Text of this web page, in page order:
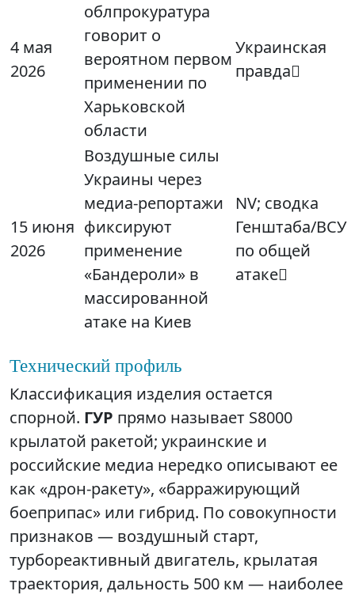
4 мая
2026
облпрокуратура
говорит о
вероятном первом
применении по
Харьковской
области
Украинская
правда
15 июня
2026
Воздушные силы
Украины через
медиа‑репортажи
фиксируют
применение
«Бандероли» в
массированной
атаке на Киев
NV; сводка
Генштаба/ВСУ
по общей
атаке
Технический профиль
Классификация изделия остается
спорной. ГУР прямо называет S8000
крылатой ракетой; украинские и
российские медиа нередко описывают ее
как «дрон‑ракету», «барражирующий
боеприпас» или гибрид. По совокупности
признаков — воздушный старт,
турбореактивный двигатель, крылатая
траектория, дальность 500 км — наиболее